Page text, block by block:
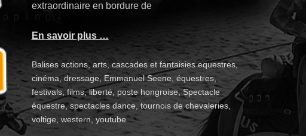
extraordinaire en bordure de
En savoir plus …
Balisesactions, arts,cascades et fantaisies equestres,
cinéma,dressage, Emmanuel Seene, équestres,
festivals, films,liberté, poste hongroise,Spectacle
équestre,spectacles dance,tournois de chevaleries,
voltige, western,youtube